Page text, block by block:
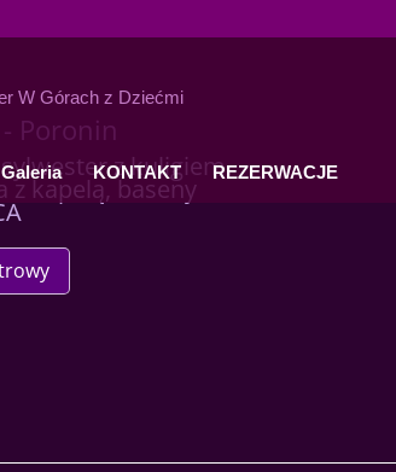
Galeria KONTAKT REZERWACJE
Poronin
z kuligiem,
z kapelą, baseny